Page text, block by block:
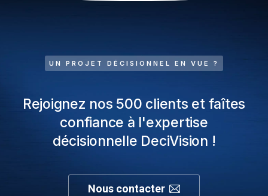
UN PROJET DÉCISIONNEL EN VUE ?
Rejoignez nos 500 clients et faîtes
confiance à l'expertise
décisionnelle DeciVision !
Nous contacter